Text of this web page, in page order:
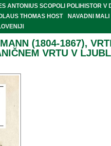
ANTONIUS SCOPOLI POLIHISTOR V
THOMAS HOST
NAVADNI
(1804-1867),
VRTU V